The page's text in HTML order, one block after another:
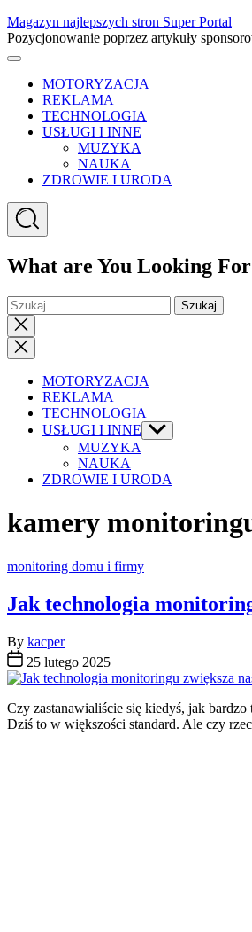
Skip
to
content
Magazyn najlepszych stron Super Portal
Pozycjonowanie poprzez artykuły
Menu
MOTORYZACJA
REKLAMA
TECHNOLOGIA
USŁUGI I INNE
MUZYKA
NAUKA
ZDROWIE I URODA
Search
What are You Looking
Szukaj:
Close
search
Close
Menu
MOTORYZACJA
REKLAMA
TECHNOLOGIA
USŁUGI I INNE Show
sub
MUZYKA
NAUKA
ZDROWIE I URODA
kamery
Categories
monitoring domu i firmy
Jak technologia
By kacper
25 lutego 2025
Czy zastanawialiście się kiedyś, jak
Dziś to w większości standard. Ale czy